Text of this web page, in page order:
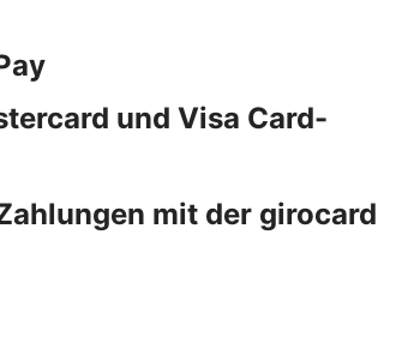
und Visa Card-
mit der girocard